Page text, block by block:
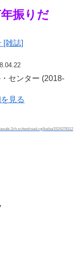
振りだ
[雑誌]
センター (2018-
見る
test/read.cgi/keiba/1524378312